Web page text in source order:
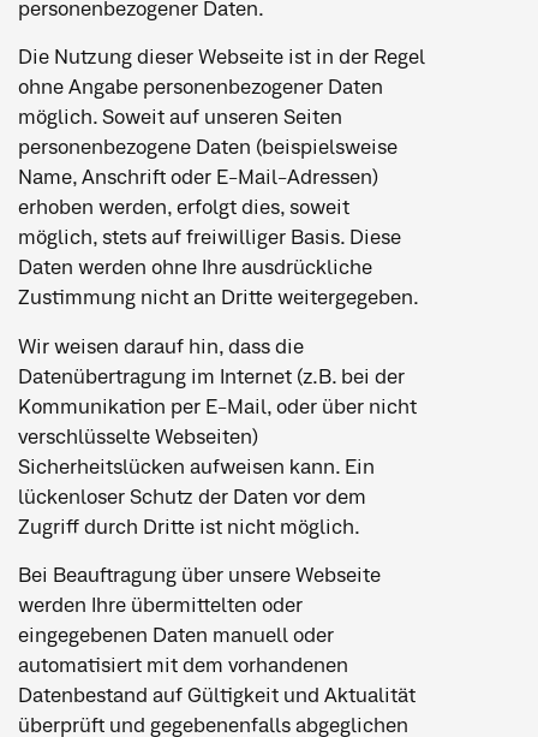
personenbezogener Daten.
Die Nutzung dieser Webseite ist in der Regel
ohne Angabe personenbezogener Daten
möglich. Soweit auf unseren Seiten
personenbezogene Daten (beispielsweise
Name, Anschrift oder E-Mail-Adressen)
erhoben werden, erfolgt dies, soweit
möglich, stets auf freiwilliger Basis. Diese
Daten werden ohne Ihre ausdrückliche
Zustimmung nicht an Dritte weitergegeben.
Wir weisen darauf hin, dass die
Datenübertragung im Internet (z.B. bei der
Kommunikation per E-Mail, oder über nicht
verschlüsselte Webseiten)
Sicherheitslücken aufweisen kann. Ein
lückenloser Schutz der Daten vor dem
Zugriff durch Dritte ist nicht möglich.
Bei Beauftragung über unsere Webseite
werden Ihre übermittelten oder
eingegebenen Daten manuell oder
automatisiert mit dem vorhandenen
Datenbestand auf Gültigkeit und Aktualität
überprüft und gegebenenfalls abgeglichen